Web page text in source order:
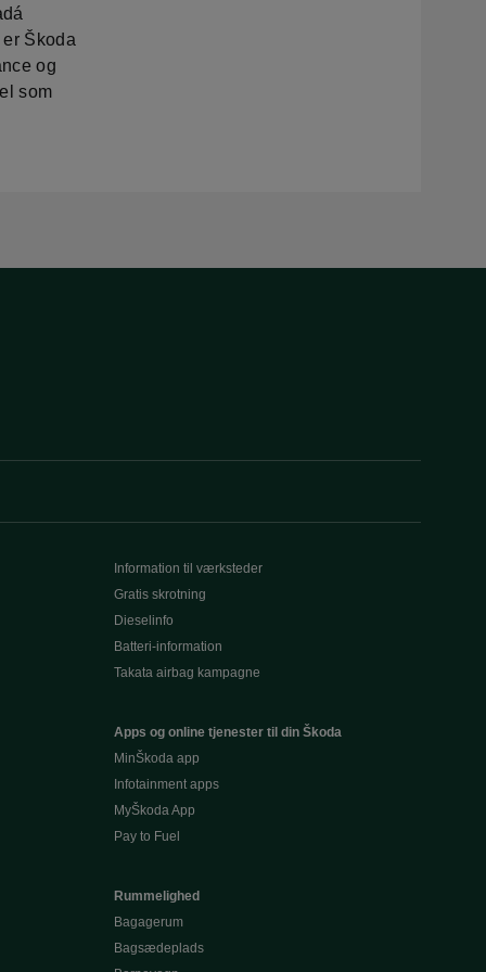
Škoda
og
som
Information til værksteder
Gratis skrotning
Dieselinfo
Batteri-information
Takata airbag kampagne
Apps og online tjenester til din Škoda
MinŠkoda app
Infotainment apps
MyŠkoda App
Pay to Fuel
Rummelighed
Bagagerum
Bagsædeplads